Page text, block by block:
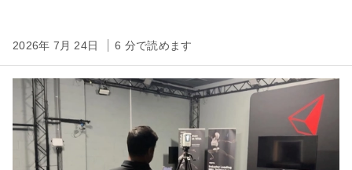
2026年 7月 24日 6 分で読めます